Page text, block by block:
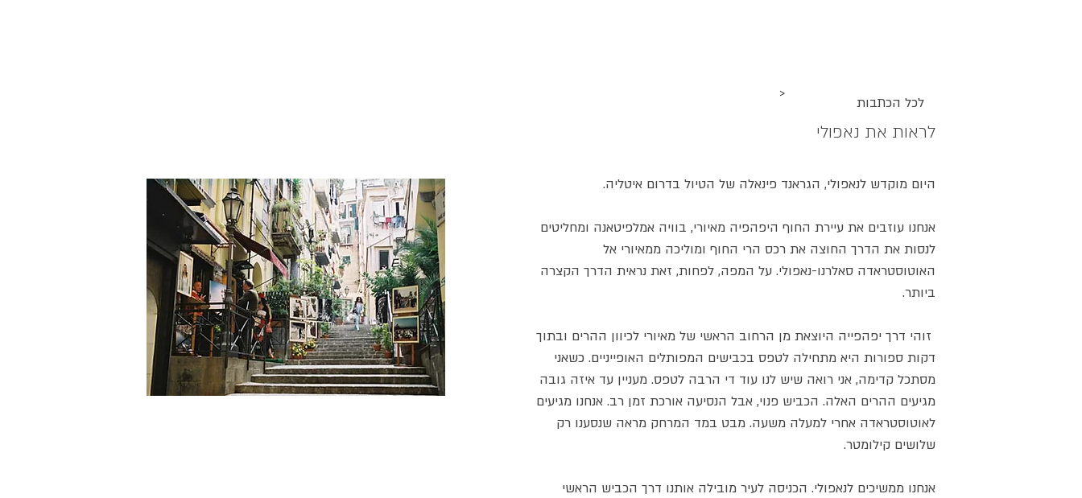
לראות את נאפולי
לכל הכתבות
>
היום מוקדש לנאפולי, הגראנד פינאלה של הטיול בדרום איטליה.
אנחנו עוזבים את עיירת החוף היפהפיה מאיורי, בוויה אמלפיטאנה ומחליטים
לנסות את הדרך החוצה את רכס הרי החוף ומוליכה ממאיורי אל
האוטוסטראדה סאלרנו-נאפולי. על המפה, לפחות, זאת נראית הדרך הקצרה
ביותר.
זוהי דרך יפהפייה היוצאת מן הרחוב הראשי של מאיורי לכיוון ההרים ובתוך
דקות ספורות היא מתחילה לטפס בכבישים המפותלים האופייניים. כשאני
מסתכל קדימה, אני רואה שיש לנו עוד די הרבה לטפס. מעניין עד איזה גובה
מגיעים ההרים האלה. הכביש פנוי, אבל הנסיעה אורכת זמן רב. אנחנו מגיעים
לאוטוסטראדה אחרי למעלה משעה. מבט במד המרחק מראה שנסענו רק
שלושים קילומטר.
אנחנו ממשיכים לנאפולי. הכניסה לעיר מובילה אותנו דרך הכביש הראשי